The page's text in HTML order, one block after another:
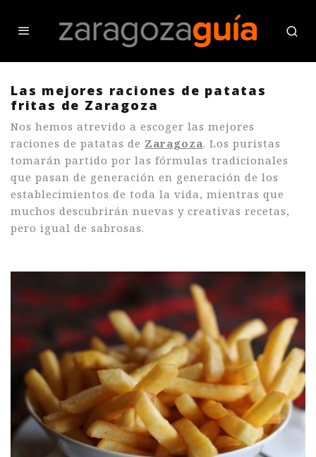
Las mejores raciones de patatas
fritas de Zaragoza
Nos hemos atrevido a escoger las mejores
raciones de patatas de Zaragoza. Los puristas
tomarán partido por las fórmulas tradicionales
que pasan de generación en generación de los
establecimientos de toda la vida, mientras que
muchos descubrirán nuevas y creativas recetas,
pero igual de sabrosas.